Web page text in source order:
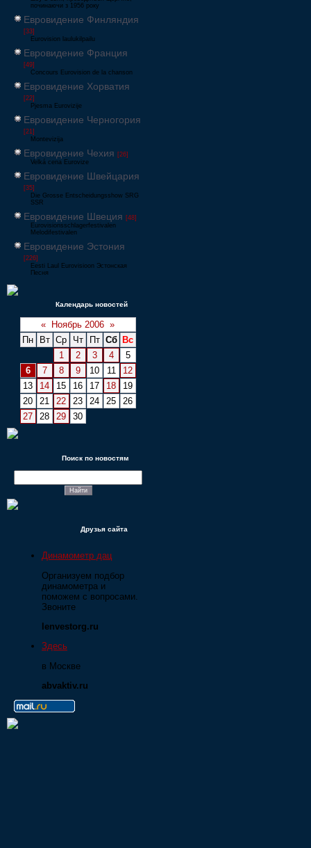
починаючи з 1956 року
Евровидение Финляндия
[33]
Eurovision laulukilpailu
Евровидение Франция
[49]
Concours Eurovision de la chanson
Евровидение Хорватия
[22]
Pjesma Eurovizije
Евровидение Черногория
[21]
Montevizija
Евровидение Чехия [26]
Velká cena Eurovize
Евровидение Швейцария
[35]
Die Grosse Entscheidungsshow SRG
SSR
Евровидение Швеция [48]
Eurovisionsschlagerfestivalen
Melodifestivalen
Евровидение Эстония
[226]
Eesti Laul Eurovisioon Эстонская
Песня
Календарь новостей
« Ноябрь 2006 »
Пн
Вт Ср Чт Пт Сб
Вс
1
2 3 4
5
6
7 8 9 10 11
12
13
14 15 16 17 18
19
20
21 22 23 24 25
26
27
28 29 30
Поиск по новостям
Друзья сайта
Динамометр дац
Организуем подбор
динамометра и
поможем с вопросами.
Звоните
lenvestorg.ru
Здесь
в Москве
abvaktiv.ru